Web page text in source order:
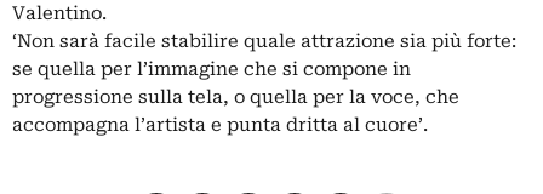
Valentino.
‘Non sarà facile stabilire quale attrazione sia più forte:
se quella per l’immagine che si compone in
progressione sulla tela, o quella per la voce, che
accompagna l’artista e punta dritta al cuore’.